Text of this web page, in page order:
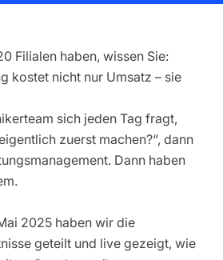
Filialen haben, wissen Sie:
kostet nicht nur Umsatz – sie
sich jeden Tag fragt,
zuerst machen?“, dann
Dann haben
2025 haben wir die
geteilt und live gezeigt, wie